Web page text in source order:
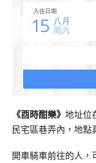
《酉時酣樂》 地址位
民宅區巷弄內，地點
開車騎車前往的人